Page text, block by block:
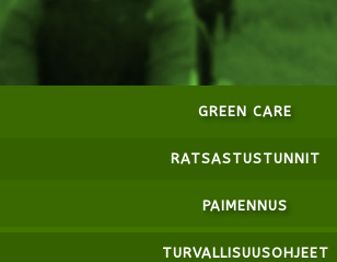
GREEN CARE
RATSASTUSTUNNIT
PAIMENNUS
TURVALLISUUSOHJEET